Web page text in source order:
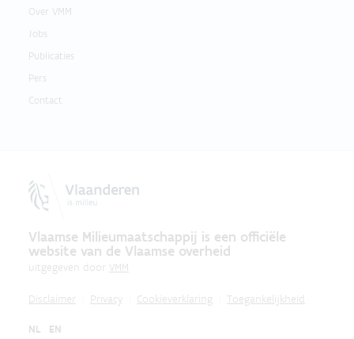
Over VMM
Jobs
Publicaties
Pers
Contact
Vlaamse Milieumaatschappij is een officiële
website van de Vlaamse overheid
uitgegeven door VMM
Disclaimer Privacy Cookieverklaring Toegankelijkheid
NL EN